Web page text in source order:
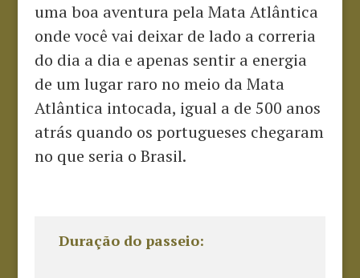
uma boa aventura pela Mata Atlântica
onde você vai deixar de lado a correria
do dia a dia e apenas sentir a energia
de um lugar raro no meio da Mata
Atlântica intocada, igual a de 500 anos
atrás quando os portugueses chegaram
no que seria o Brasil.
Duração do passeio: